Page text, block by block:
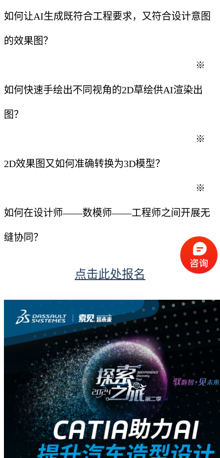
如何让AI生成既符合工程要求，又符合设计意图
的效果图？
※
如何快速手绘出不同视角的2D草绘供AI渲染出
图？
※
2D效果图又如何准确转换为3D模型？
※
如何在设计师——数模师——工程师之间开展无
缝协同？
点击此处报名